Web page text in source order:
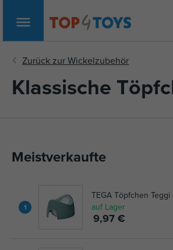
Klassische
Meistverkaufte
1
TEGA Töpfchen
auf Lager
9,97 €